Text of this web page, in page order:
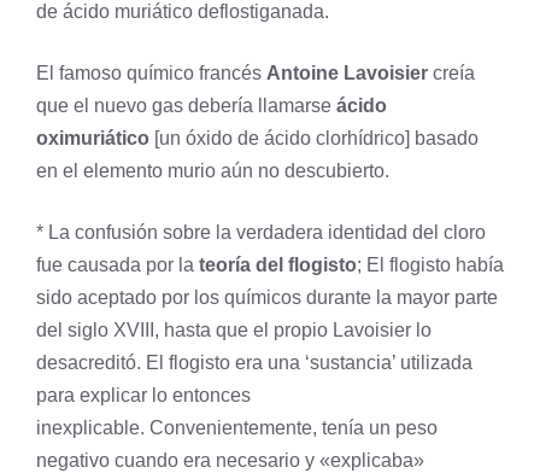
de ácido muriático deflostiganada.
El famoso químico francés Antoine Lavoisier creía
que el nuevo gas debería llamarse ácido
oximuriático [un óxido de ácido clorhídrico] basado
en el elemento murio aún no descubierto.
* La confusión sobre la verdadera identidad del cloro
fue causada por la teoría del flogisto; El flogisto había
sido aceptado por los químicos durante la mayor parte
del siglo XVIII, hasta que el propio Lavoisier lo
desacreditó. El flogisto era una ‘sustancia’ utilizada
para explicar lo entonces
inexplicable. Convenientemente, tenía un peso
negativo cuando era necesario y «explicaba»